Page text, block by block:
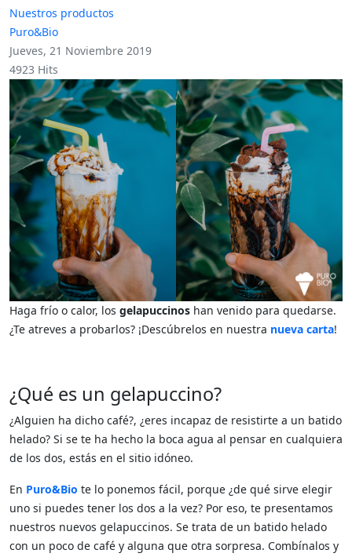
Nuestros productos
Puro&Bio
Jueves, 21 Noviembre 2019
4923 Hits
Haga frío o calor, los gelapuccinos han venido para quedarse.
¿Te atreves a probarlos? ¡Descúbrelos en nuestra nueva carta!
¿Qué es un gelapuccino?
¿Alguien ha dicho café?, ¿eres incapaz de resistirte a un batido
helado? Si se te ha hecho la boca agua al pensar en cualquiera
de los dos, estás en el sitio idóneo.
En Puro&Bio te lo ponemos fácil, porque ¿de qué sirve elegir
uno si puedes tener los dos a la vez? Por eso, te presentamos
nuestros nuevos gelapuccinos. Se trata de un batido helado
con un poco de café y alguna que otra sorpresa. Combínalos y